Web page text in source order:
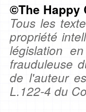
©The Happy
Tous les
propriété
législation
frauduleuse
de l'auteur
L.122-4 du